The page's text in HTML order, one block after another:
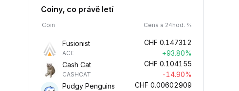
Coiny, co právě letí
Coin Cena a 24hod. %
Fusionist
ACE
CHF 0.147312
+93.80%
Cash Cat
CASHCAT
CHF 0.104155
-14.90%
Pudgy Penguins
CHF 0.00602909